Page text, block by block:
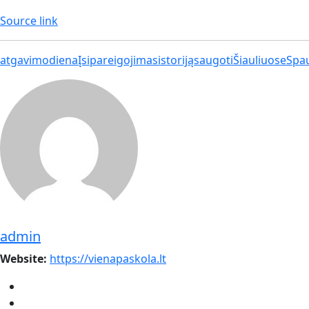
Source link
atgavimodienaĮsipareigojimasistorijąsaugotiŠiauliuose
admin
Website: https://vienapaskola.lt